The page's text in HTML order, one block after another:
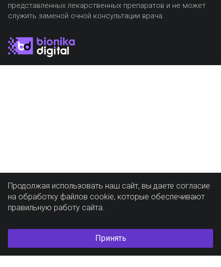
представленных лекарственных препаратов и не может
служить заменой очной консультации врача.
Продолжая использовать наш сайт, вы даете согласие
на обработку файлов cookie, которые обеспечивают
правильную работу сайта.
Принять